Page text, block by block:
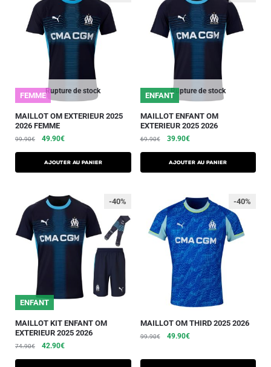
Rupture de stock
FEMME
MAILLOT OM EXTERIEUR 2025
2026 FEMME
99.90€ 49.90€
AJOUTER AU PANIER
Rupture de stock
ENFANT
MAILLOT ENFANT OM
EXTERIEUR 2025 2026
69.90€ 39.90€
AJOUTER AU PANIER
ENFANT
-40%
MAILLOT KIT ENFANT OM
EXTERIEUR 2025 2026
74.90€ 42.90€
-40%
MAILLOT OM THIRD 2025 2026
99.90€ 49.90€